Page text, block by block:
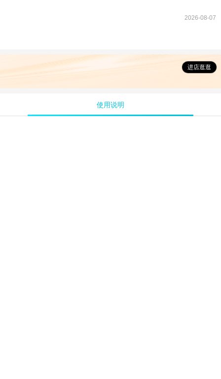
2026-08-07
进店逛逛
使用说明